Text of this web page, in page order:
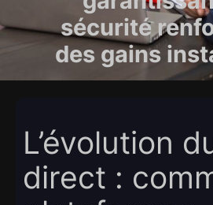
sécurité
des gains
L’évolution
direct :